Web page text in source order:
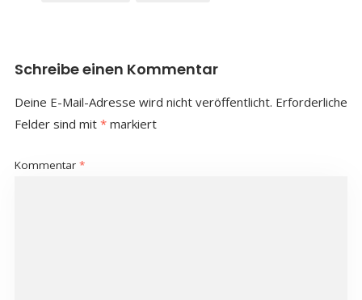
Schreibe einen Kommentar
Deine E-Mail-Adresse wird nicht veröffentlicht. Erforderliche
Felder sind mit *markiert
Kommentar *